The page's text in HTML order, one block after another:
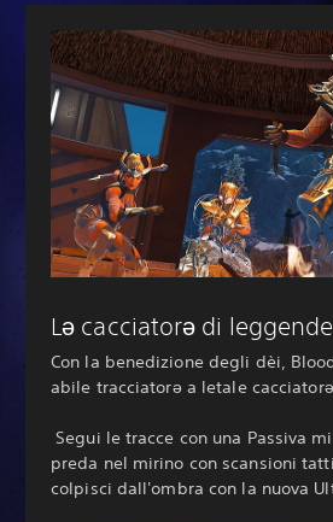
Lə cacciatorə di leggende
Con la benedizione degli dèi,
abile tracciatorə a letale cacciatorə.
Segui le tracce con una Passiva
preda nel mirino con scansioni
colpisci dall'ombra con la nuova